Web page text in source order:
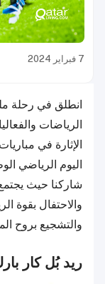
7 فبراير 2024
انطلق في رحلة
الرياضات
الإثارة في
اليوم الرياضي
شاركنا حيث
والاحتفال بقوة
والتشجيع بروح
ريد بُل كار